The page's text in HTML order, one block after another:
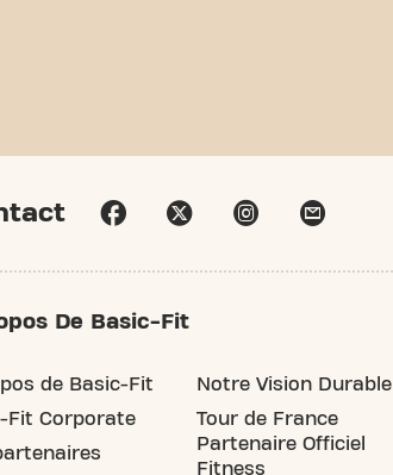
De Basic-Fit
de Basic-Fit
Fit Corporate
Notre Vision Durable
Tour de France
Partenaire Officiel
Fitness